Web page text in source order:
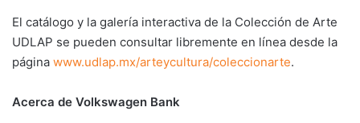
El catálogo y la galería interactiva de la Colección de Arte
UDLAP se pueden consultar libremente en línea desde la
página www.udlap.mx/arteycultura/coleccionarte.
Acerca de Volkswagen Bank